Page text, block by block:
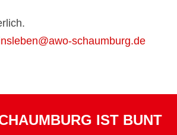
schaumburg.de
IST BUNT